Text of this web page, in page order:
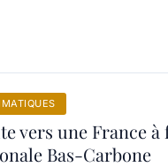
vers une France à
Bas-Carbone